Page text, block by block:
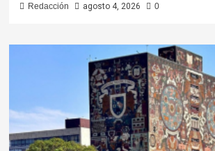
Redacción agosto 4, 2026 0